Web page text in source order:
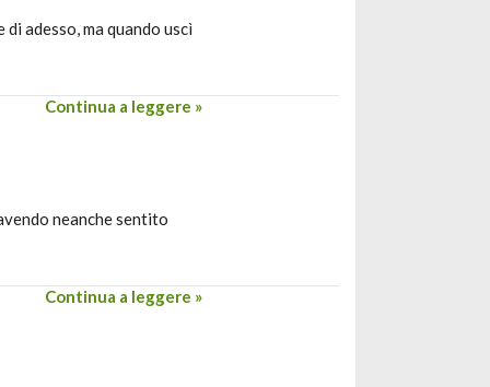
adesso, ma quando uscì
Continua a leggere »
neanche sentito
Continua a leggere »